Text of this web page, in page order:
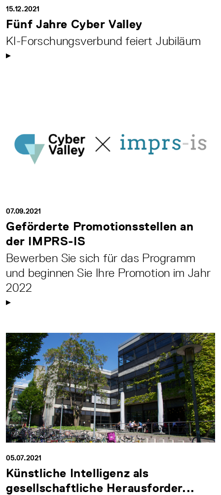
15.12.2021
Fünf Jahre Cyber Valley
KI-Forschungsverbund feiert Jubiläum
07.09.2021
Geförderte Promotionsstellen an
der IMPRS-IS
Bewerben Sie sich für das Programm
und beginnen Sie Ihre Promotion im Jahr
2022
05.07.2021
Künstliche Intelligenz als
gesellschaftliche Herausforder...